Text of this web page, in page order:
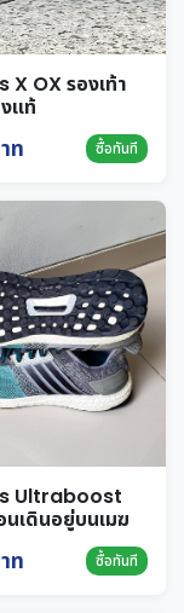
X OX รองเท้า
แท้
ท ซื้อทันที
Ultraboost
นเดินอยู่บนเมฆ
ท ซื้อทันที